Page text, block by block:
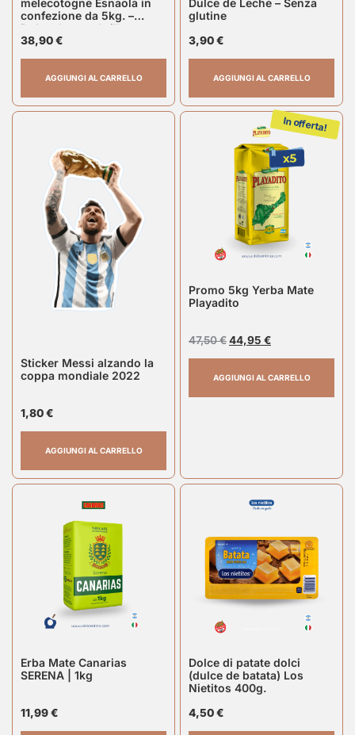
melecotogne Esnaola in
confezione da 5kg. –
Dulce de membrillo
38,90€
AGGIUNGI AL CARRELLO
Dulce de Leche – Senza
glutine
3,90€
AGGIUNGI AL CARRELLO
Sticker Messi alzando la
coppa mondiale 2022
1,80€
AGGIUNGI AL CARRELLO
In offerta!
Promo 5kg Yerba Mate
Playadito
47,50€44,95 €
AGGIUNGI AL CARRELLO
Erba Mate Canarias
SERENA | 1kg
11,99€
Dolce di patate dolci
(dulce de batata) Los
Nietitos 400g.
4,50€